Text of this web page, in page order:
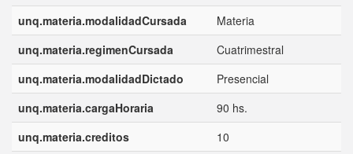
unq.materia.modalidadCursada
Materia
unq.materia.regimenCursada
Cuatrimestral
unq.materia.modalidadDictado
Presencial
unq.materia.cargaHoraria
90 hs.
unq.materia.creditos
10